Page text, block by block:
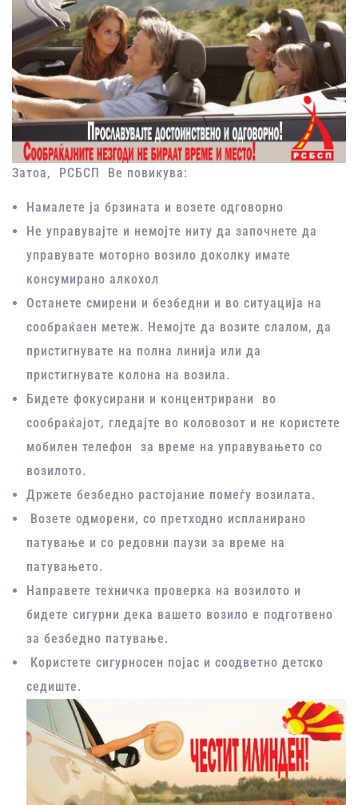
Затоа, РСБСП Ве повикува:
Намалете ја брзината и возете одговорно
Не управувајте и немојте ниту да започнете да
управувате моторно возило доколку имате
консумирано алкохол
Останете смирени и безбедни и во ситуација на
сообраќаен метеж. Немојте да возите слалом, да
пристигнувате на полна линија или да
пристигнувате колона на возила.
Бидете фокусирани и концентрирани во
сообраќајот, гледајте во коловозот и не користете
мобилен телефон за време на управувањето со
возилото.
Држете безбедно растојание помеѓу возилата.
Возете одморени, со претходно испланирано
патување и со редовни паузи за време на
патувањето.
Направете техничка проверка на возилото и
бидете сигурни дека вашето возило е подготвено
за безбедно патување.
Користете сигурносен појас и соодветно детско
седиште.